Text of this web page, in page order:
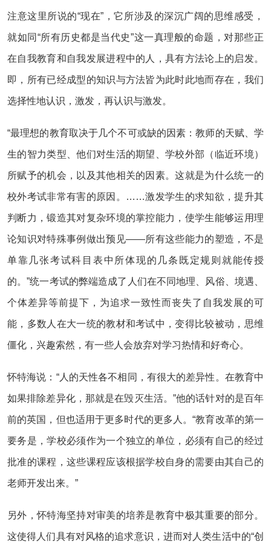
注意这里所说的“现在”，它所涉及的深沉广阔的思维感受，
就如同“所有历史都是当代史”这一真理般的命题，对那些正
在自我教育和自我发展进程中的人，具有方法论上的启发。
即，所有已经成型的知识与方法皆为此时此地而存在，我们
选择性地认识，激发，再认识与激发。
“最理想的教育取决于几个不可或缺的因素：教师的天赋、学
生的智力类型、他们对生活的期望、学校外部（临近环境）
所赋予的机会，以及其他相关的因素。这就是为什么统一的
校外考试非常有害的原因。……激发学生的求知欲，提升其
判断力，锻造其对复杂环境的掌控能力，使学生能够运用理
论知识对特殊事例做出预见——所有这些能力的塑造，不是
单靠几张考试科目表中所体现的几条既定规则就能传授
的。”统一考试的弊端造成了人们在不同地理、风俗、境遇、
个体差异等前提下，为追求一致性而丧失了自我发展的可
能，多数人在大一统的教材和考试中，变得比较被动，思维
僵化，兴趣索然，有一些人会放弃对学习热情和好奇心。
怀特海说：“人的天性各不相同，有很大的差异性。在教育中
如果排除差异化，那就是在毁灭生活。”他的话针对的是百年
前的英国，但也适用于更多时代的更多人。“教育改革的第一
要务是，学校必须作为一个独立的单位，必须有自己的经过
批准的课程，这些课程应该根据学校自身的需要由其自己的
老师开发出来。”
另外，怀特海坚持对审美的培养是教育中极其重要的部分。
这使得人们具有对风格的追求意识，进而对人类生活中的“创